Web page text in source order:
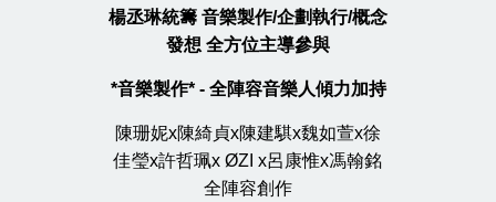
楊丞琳統籌 音樂製作/企劃執行/概念
發想 全方位主導參與
*音樂製作* - 全陣容音樂人傾力加持
陳珊妮x陳綺貞x陳建騏x魏如萱x徐
佳瑩x許哲珮x ØZI x呂康惟x馮翰銘
全陣容創作